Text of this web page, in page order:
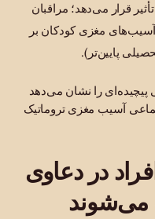
تحت تأثیر قرار می‌دهد؛ مراقبان
مغزی کودکان بر
پایین‌تر).
پیچیده‌ای را نشان می‌دهد
آسیب مغزی تروماتیک
در دعاوی